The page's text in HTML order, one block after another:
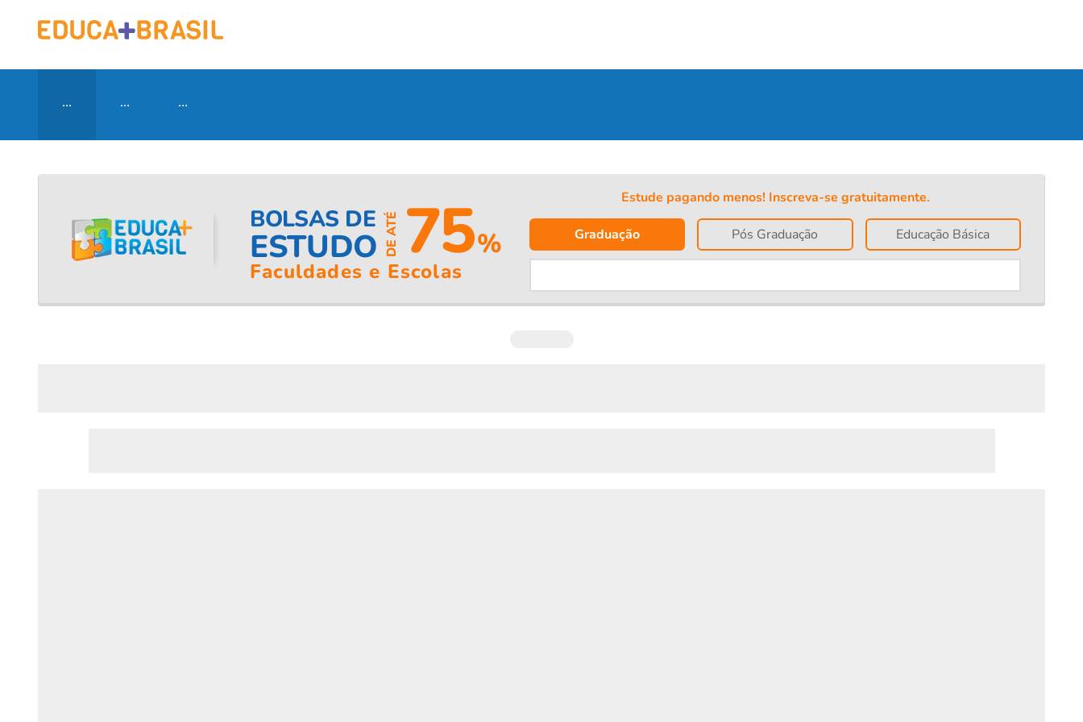
... ... ...
BOLSAS DE
ESTUDO DE ATÉ 75%
Faculdades e Escolas
Estude pagando menos! Inscreva-se gratuitamente.
Graduação Pós Graduação Educação Básica